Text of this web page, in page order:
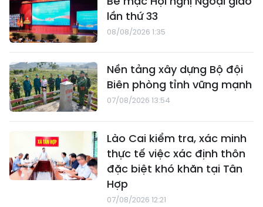
lần thứ 33
08/08/2026 1:35
Nền tảng xây dựng Bộ đội
Biên phòng tỉnh vững mạnh
07/08/2026 13:54
Lào Cai kiểm tra, xác minh
thực tế việc xác định thôn
đặc biệt khó khăn tại Tân
Hợp
07/08/2026 12:21